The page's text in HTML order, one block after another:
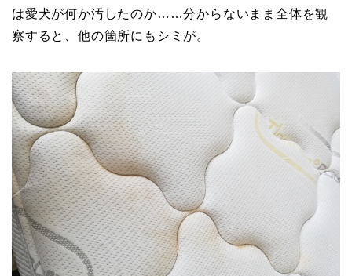
は愛犬が何か汚したのか……分からないまま全体を観
察すると、他の箇所にもシミが。